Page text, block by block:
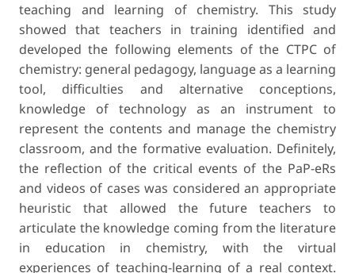
teaching and learning of chemistry. This study
showed that teachers in training identified and
developed the following elements of the CTPC of
chemistry: general pedagogy, language as a learning
tool, difficulties and alternative conceptions,
knowledge of technology as an instrument to
represent the contents and manage the chemistry
classroom, and the formative evaluation. Definitely,
the reflection of the critical events of the PaP-eRs
and videos of cases was considered an appropriate
heuristic that allowed the future teachers to
articulate the knowledge coming from the literature
in education in chemistry, with the virtual
experiences of teaching-learning of a real context.